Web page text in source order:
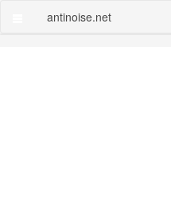
antinoise.net